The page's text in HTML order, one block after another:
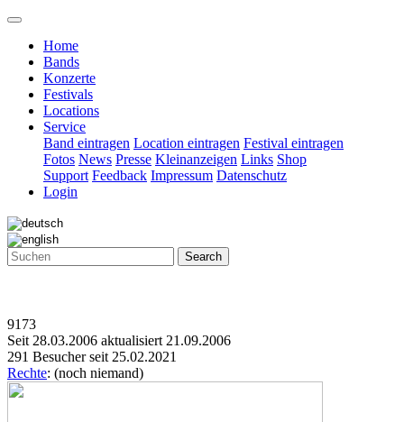
Home
Bands
Konzerte
Festivals
Locations
Service
Band eintragen Location eintragen Festival eintragen
Fotos News Presse Kleinanzeigen Links Shop
Support Feedback Impressum Datenschutz
Login
Search
9173
Seit 28.03.2006 aktualisiert 21.09.2006
291 Besucher seit 25.02.2021
Rechte: (noch niemand)